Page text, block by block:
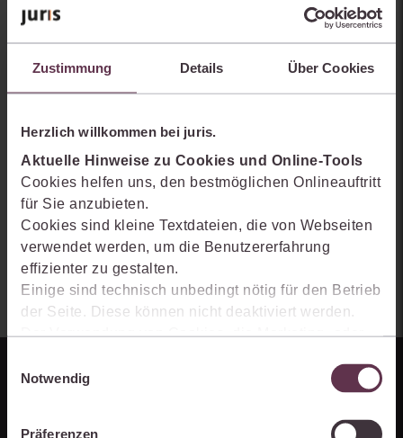
Zustimmung Details Über Cookies
Herzlich willkommen bei juris.
Aktuelle Hinweise zu Cookies und Online-Tools
Cookies helfen uns, den bestmöglichen Onlineauftritt
für Sie anzubieten.
Cookies sind kleine Textdateien, die von Webseiten
verwendet werden, um die Benutzererfahrung
effizienter zu gestalten.
Einige sind technisch unbedingt nötig für den Betrieb
der Seite. Diese können nicht deaktiviert werden.
Der Verwendung von Cookies, die Marketing- oder
Produkte zu optimieren, können Sie zustimmen,
indem Sie auf „Alles akzeptieren“ klicken. Mit Ihrer
Notwendig
Präferenzen
Erhalten Sie einen Einblick, wie juris das Rechts- und
Praxiswissensmanagement der Zukunft gestaltet, welche
Möglichkeiten Ihnen das juris Portal bietet und wie mit juris Ihre